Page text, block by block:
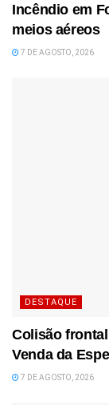
Incêndio em
meios aéreos
7 DE AGOSTO, 2026
DESTAQUE
Colisão
Venda da
7 DE AGOSTO, 2026